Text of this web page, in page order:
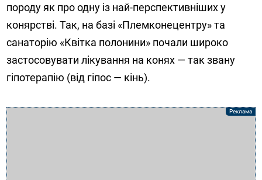
породу як про одну із най-перспективніших у
конярстві. Так, на базі «Племконецентру» та
санаторію «Квітка полонини» почали широко
застосовувати лікування на конях — так звану
гіпотерапію (від гіпос — кінь).